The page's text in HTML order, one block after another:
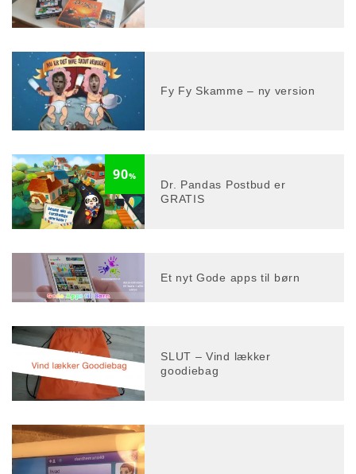
Fy Fy Skamme – ny version
90%
Dr. Pandas Postbud er
GRATIS
Et nyt Gode apps til børn
SLUT – Vind lækker
goodiebag